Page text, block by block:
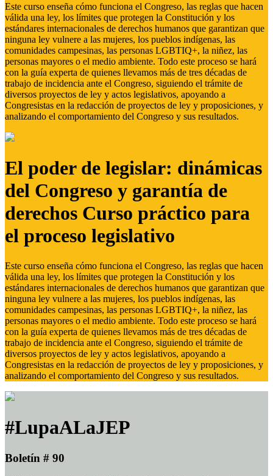
Este curso enseña cómo funciona el Congreso, las reglas que hacen
válida una ley, los límites que protegen la Constitución y los
estándares internacionales de derechos humanos que garantizan que
ninguna ley vulnere a las mujeres, los pueblos indígenas, las
comunidades campesinas, las personas LGBTIQ+, la niñez, las
personas mayores o el medio ambiente. Todo este proceso se hará
con la guía experta de quienes llevamos más de tres décadas de
trabajo de incidencia ante el Congreso, siguiendo el trámite de
diversos proyectos de ley y actos legislativos, apoyando a
Congresistas en la redacción de proyectos de ley y proposiciones, y
analizando el comportamiento del Congreso y sus resultados.
El poder de legislar: dinámicas
del Congreso y garantía de
derechos Curso práctico para
el proceso legislativo
Este curso enseña cómo funciona el Congreso, las reglas que hacen
válida una ley, los límites que protegen la Constitución y los
estándares internacionales de derechos humanos que garantizan que
ninguna ley vulnere a las mujeres, los pueblos indígenas, las
comunidades campesinas, las personas LGBTIQ+, la niñez, las
personas mayores o el medio ambiente. Todo este proceso se hará
con la guía experta de quienes llevamos más de tres décadas de
trabajo de incidencia ante el Congreso, siguiendo el trámite de
diversos proyectos de ley y actos legislativos, apoyando a
Congresistas en la redacción de proyectos de ley y proposiciones, y
analizando el comportamiento del Congreso y sus resultados.
#LupaALaJEP
Boletín # 90